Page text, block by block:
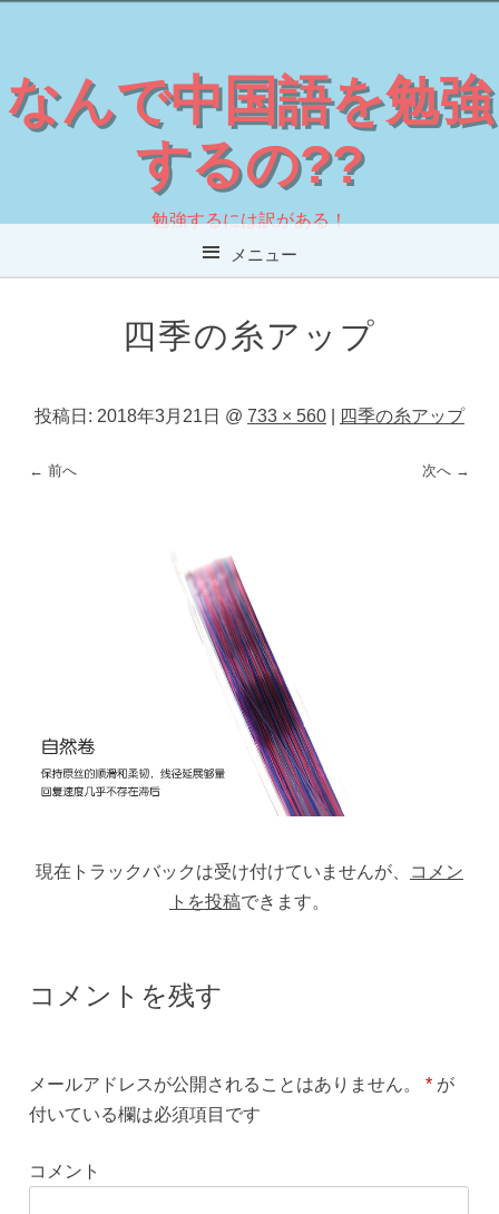
なんで中国語を勉強
するの??
勉強するには訳がある！
メニュー
四季の糸アップ
投稿日: 2018年3月21日 @ 733 × 560 四季の糸アップ
← 前へ 次へ →
現在トラックバックは受け付けていませんが、
コメン
トを投稿できます。
コメントを残す
メールアドレスが公開されることはありません。 * が
付いている欄は必須項目です
コメント